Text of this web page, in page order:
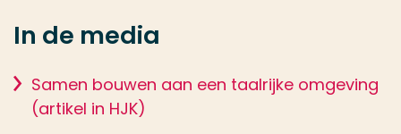
In de media
Samen bouwen aan een taalrijke omgeving
(artikel in HJK)